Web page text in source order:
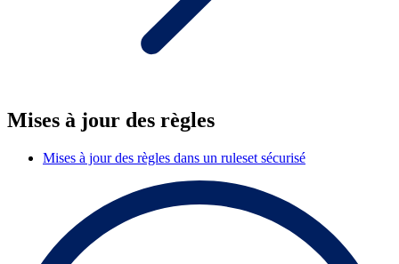
Mises à jour des règles
Mises à jour des règles dans un ruleset sécurisé